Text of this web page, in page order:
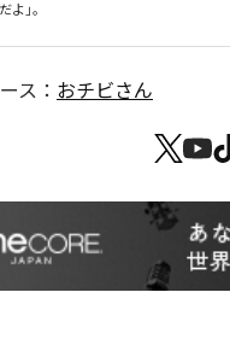
よ」。
ス： おチビさん